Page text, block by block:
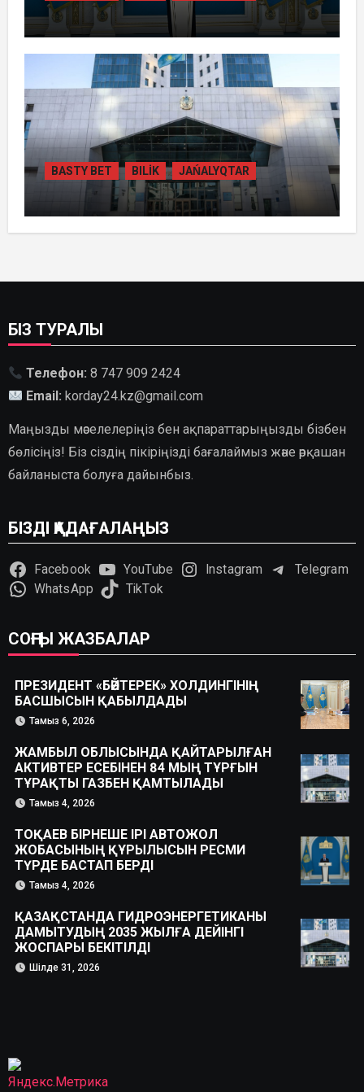
ТОҚАЕВ БІРНЕШЕ ІРІ АВТОЖОЛ
ЖОБАСЫНЫҢ ҚҰРЫЛЫСЫН РЕСМИ
ТҮРДЕ БАСТАП БЕРДІ
BASTY BET BILİK JAŃALYQTAR
ҚАЗАҚСТАНДА
ГИДРОЭНЕРГЕТИКАНЫ ДАМЫТУДЫҢ
БІЗ ТУРАЛЫ
Телефон: 8 747 909 2424
Email: korday24.kz@gmail.com
Маңызды мәселелеріңіз бен ақпараттарыңызды бізбен
бөлісіңіз! Біз сіздің пікіріңізді бағалаймыз және әрқашан
байланыста болуға дайынбыз.
БІЗДІ ҚАДАҒАЛАҢЫЗ
Facebook YouTube Instagram
Telegram
WhatsApp
TikTok
СОҢҒЫ ЖАЗБАЛАР
ПРЕЗИДЕНТ «БӘЙТЕРЕК» ХОЛДИНГІНІҢ
БАСШЫСЫН ҚАБЫЛДАДЫ
Тамыз 6, 2026
ЖАМБЫЛ ОБЛЫСЫНДА ҚАЙТАРЫЛҒАН
АКТИВТЕР ЕСЕБІНЕН 84 МЫҢ ТҰРҒЫН
ТҰРАҚТЫ ГАЗБЕН ҚАМТЫЛАДЫ
Тамыз 4, 2026
ТОҚАЕВ БІРНЕШЕ ІРІ АВТОЖОЛ
ЖОБАСЫНЫҢ ҚҰРЫЛЫСЫН РЕСМИ
ТҮРДЕ БАСТАП БЕРДІ
Тамыз 4, 2026
ҚАЗАҚСТАНДА ГИДРОЭНЕРГЕТИКАНЫ
ДАМЫТУДЫҢ 2035 ЖЫЛҒА ДЕЙІНГІ
ЖОСПАРЫ БЕКІТІЛДІ
Шілде 31, 2026